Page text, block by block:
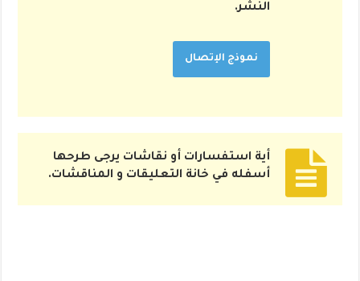
النشر.
نموذج الإتصال
أية استفسارات أو نقاشات يرجى طرحها
أسفله في خانة التعليقات و المناقشات.